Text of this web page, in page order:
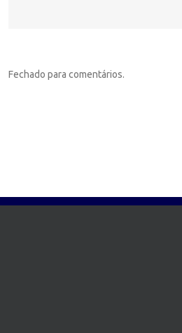
Fechado para comentários.